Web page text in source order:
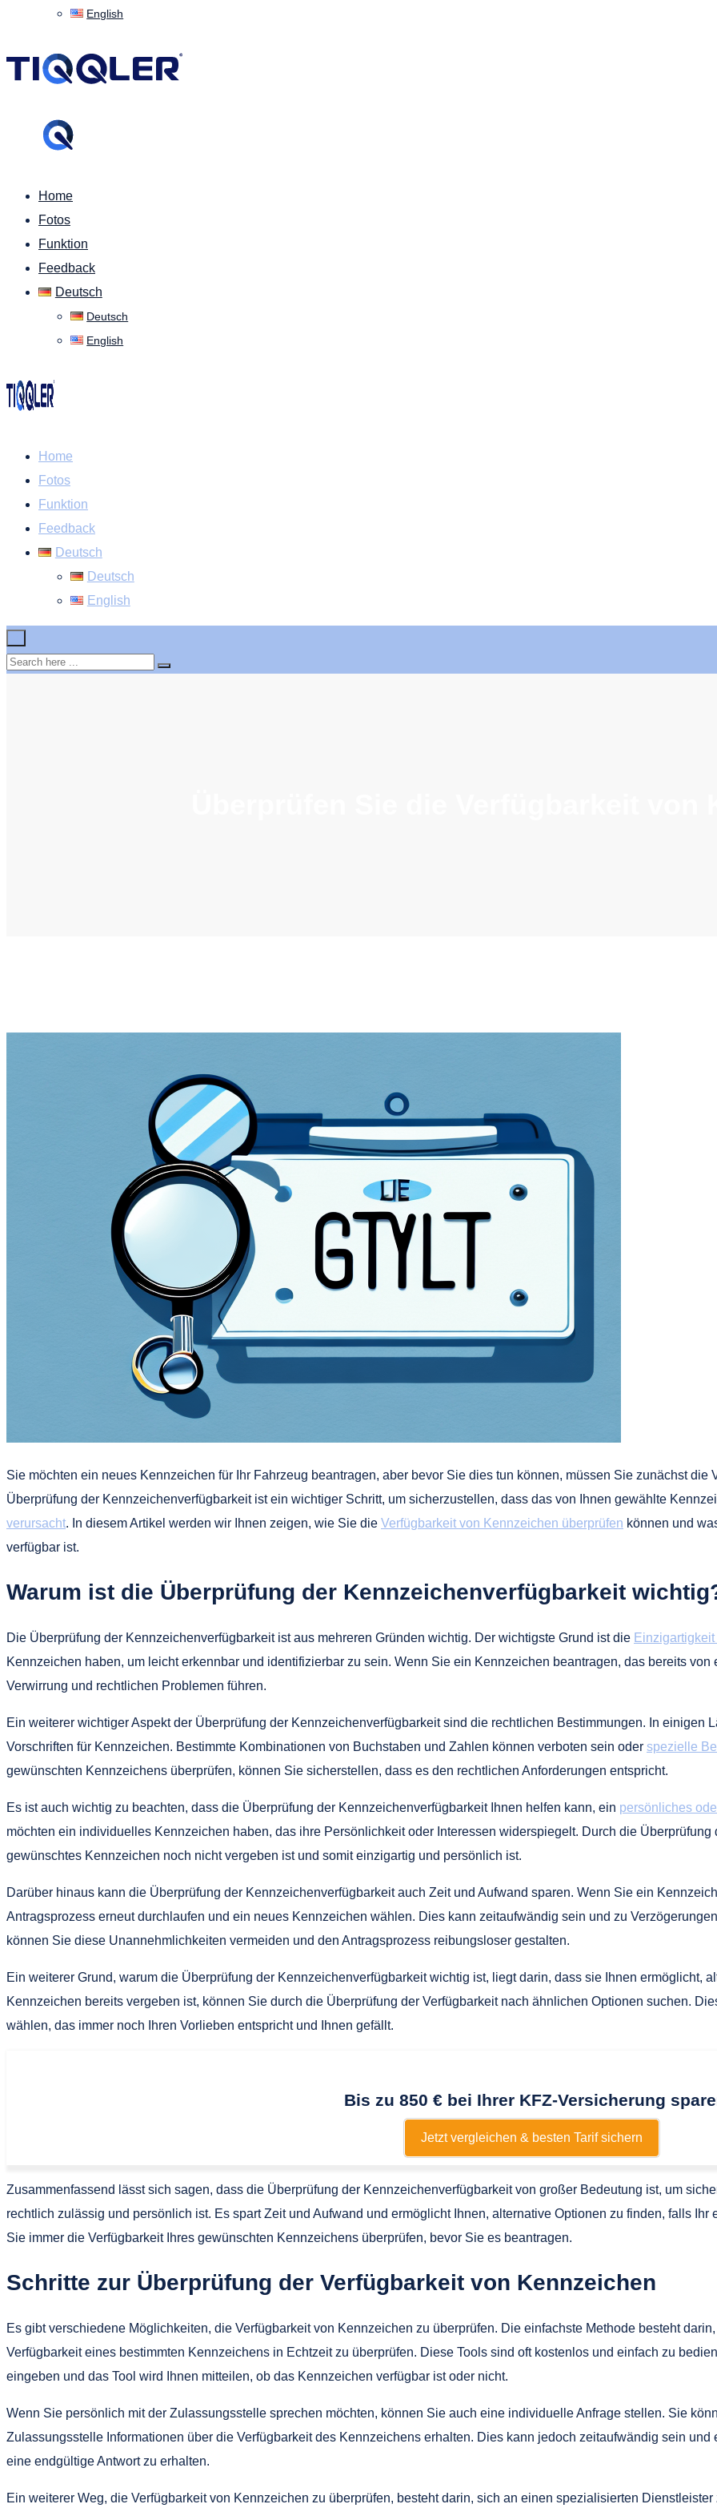
English
Home
Fotos
Funktion
Feedback
Deutsch
Deutsch
English
Home
Fotos
Funktion
Feedback
Deutsch
Deutsch
English
Sie möchten ein neues Kennzeichen für Ihr Fahrzeug beantragen, aber bevor Sie dies tun können, müssen Sie zunächst
Überprüfung der Kennzeichenverfügbarkeit ist ein wichtiger Schritt, um sicherzustellen, dass das von Ihnen gewählte
verursacht. In diesem Artikel werden wir Ihnen zeigen, wie Sie die Verfügbarkeit von Kennzeichen überprüfen können und
verfügbar ist.
Warum ist die Überprüfung der Kennzeichenverfügbarkeit
Die Überprüfung der Kennzeichenverfügbarkeit ist aus mehreren Gründen wichtig. Der wichtigste Grund ist die
Kennzeichen haben, um leicht erkennbar und identifizierbar zu sein. Wenn Sie ein Kennzeichen beantragen, das bereits
Verwirrung und rechtlichen Problemen führen.
Ein weiterer wichtiger Aspekt der Überprüfung der Kennzeichenverfügbarkeit sind die rechtlichen Bestimmungen. In einigen
Vorschriften für Kennzeichen. Bestimmte Kombinationen von Buchstaben und Zahlen können verboten sein oder spezielle
gewünschten Kennzeichens überprüfen, können Sie sicherstellen, dass es den rechtlichen Anforderungen entspricht.
Es ist auch wichtig zu beachten, dass die Überprüfung der Kennzeichenverfügbarkeit Ihnen helfen kann, ein persönliches
möchten ein individuelles Kennzeichen haben, das ihre Persönlichkeit oder Interessen widerspiegelt. Durch die
gewünschtes Kennzeichen noch nicht vergeben ist und somit einzigartig und persönlich ist.
Darüber hinaus kann die Überprüfung der Kennzeichenverfügbarkeit auch Zeit und Aufwand sparen. Wenn Sie ein
Antragsprozess erneut durchlaufen und ein neues Kennzeichen wählen. Dies kann zeitaufwändig sein und zu
können Sie diese Unannehmlichkeiten vermeiden und den Antragsprozess reibungsloser gestalten.
Ein weiterer Grund, warum die Überprüfung der Kennzeichenverfügbarkeit wichtig ist, liegt darin, dass sie Ihnen ermöglicht,
Kennzeichen bereits vergeben ist, können Sie durch die Überprüfung der Verfügbarkeit nach ähnlichen Optionen suchen.
wählen, das immer noch Ihren Vorlieben entspricht und Ihnen gefällt.
Bis zu 850 € bei Ihrer KFZ-Versicherung
Jetzt vergleichen & besten Tarif sichern
Zusammenfassend lässt sich sagen, dass die Überprüfung der Kennzeichenverfügbarkeit von großer Bedeutung ist, um
rechtlich zulässig und persönlich ist. Es spart Zeit und Aufwand und ermöglicht Ihnen, alternative Optionen zu finden, falls
Sie immer die Verfügbarkeit Ihres gewünschten Kennzeichens überprüfen, bevor Sie es beantragen.
Schritte zur Überprüfung der Verfügbarkeit von Kennzeichen
Es gibt verschiedene Möglichkeiten, die Verfügbarkeit von Kennzeichen zu überprüfen. Die einfachste Methode besteht
Verfügbarkeit eines bestimmten Kennzeichens in Echtzeit zu überprüfen. Diese Tools sind oft kostenlos und einfach zu
eingeben und das Tool wird Ihnen mitteilen, ob das Kennzeichen verfügbar ist oder nicht.
Wenn Sie persönlich mit der Zulassungsstelle sprechen möchten, können Sie auch eine individuelle Anfrage stellen. Sie
Zulassungsstelle Informationen über die Verfügbarkeit des Kennzeichens erhalten. Dies kann jedoch zeitaufwändig sein
eine endgültige Antwort zu erhalten.
Ein weiterer Weg, die Verfügbarkeit von Kennzeichen zu überprüfen, besteht darin, sich an einen spezialisierten